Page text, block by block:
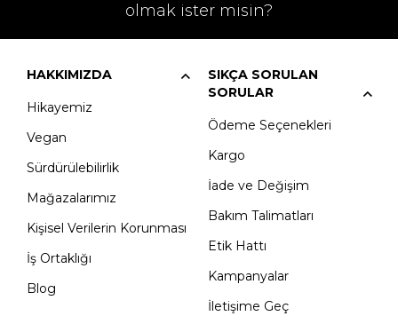
olmak ister misin?
HAKKIMIZDA
Hikayemiz
Vegan
Sürdürülebilirlik
Mağazalarımız
Kişisel Verilerin Korunması
İş Ortaklığı
Blog
SIKÇA SORULAN
SORULAR
Ödeme Seçenekleri
Kargo
İade ve Değişim
Bakım Talimatları
Etik Hattı
Kampanyalar
İletişime Geç